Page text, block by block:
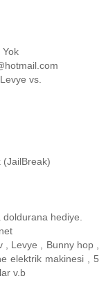
Yok
vs.
(JailBreak)
doldurana hediye.
, Levye , Bunny hop ,
elektrik makinesi , 5
v.b